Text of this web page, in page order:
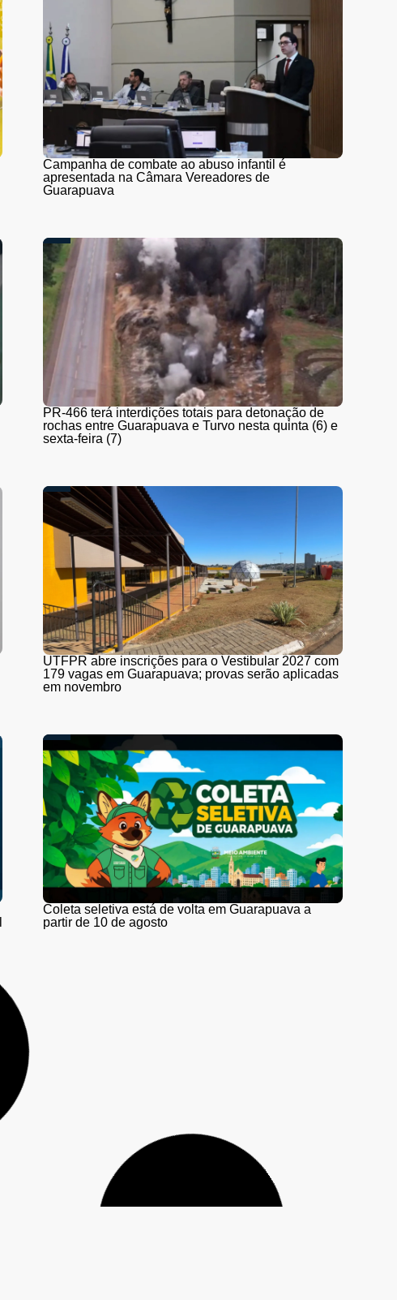
Campanha de combate ao abuso infantil é
apresentada na Câmara Vereadores de
Guarapuava
PR-466 terá interdições totais para detonação de
rochas entre Guarapuava e Turvo nesta quinta (6) e
sexta-feira (7)
UTFPR abre inscrições para o Vestibular 2027 com
179 vagas em Guarapuava; provas serão aplicadas
em novembro
Coleta seletiva está de volta em Guarapuava a
partir de 10 de agosto